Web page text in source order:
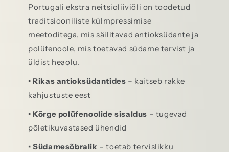
Portugali ekstra neitsioliiviõli on toodetud
traditsiooniliste külmpressimise
meetoditega, mis säilitavad antioksüdante ja
polüfenoole, mis toetavad südame tervist ja
üldist heaolu.
• Rikas antioksüdantides – kaitseb rakke
kahjustuste eest
• Kõrge polüfenoolide sisaldus – tugevad
põletikuvastased ühendid
• Südamesõbralik – toetab tervislikku